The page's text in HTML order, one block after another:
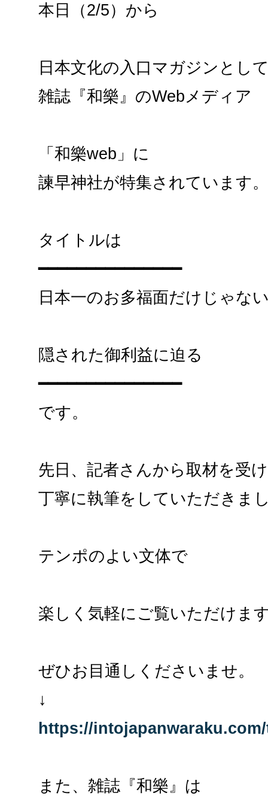
本日（2/5）から
日本文化の入口マガジンとし
雑誌『和樂』のWebメディア
「和樂web」に
諫早神社が特集されています。
タイトルは
━━━━━━━━━━━━━━━
日本一のお多福面だけじゃな
隠された御利益に迫る
━━━━━━━━━━━━━━━
です。
先日、記者さんから取材を受
丁寧に執筆をしていただきま
テンポのよい文体で
楽しく気軽にご覧いただけま
ぜひお目通しくださいませ。
↓
https://
また、雑誌『和樂』は